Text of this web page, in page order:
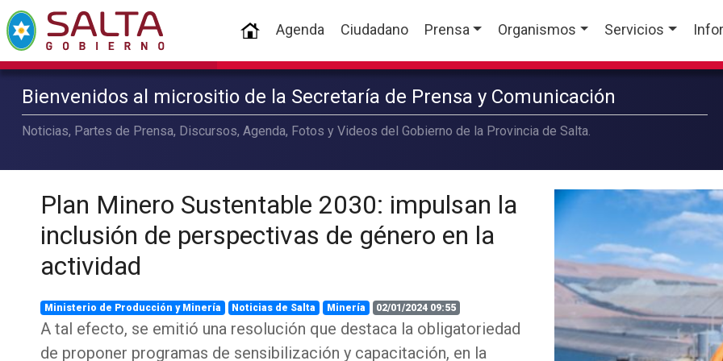
(current)
Agenda Ciudadano Prensa Organismos Servicios
Bienvenidos al micrositio de la Secretaría de Prensa y Comunicación
Noticias, Partes de Prensa, Discursos, Agenda, Fotos y Videos del Gobierno de la Provincia de Salta.
Plan Minero Sustentable 2030: impulsan la
inclusión de perspectivas de género en la
actividad
Ministerio de Producción y Minería Noticias de Salta Minería 02/01/2024 09:55
A tal efecto, se emitió una resolución que destaca la obligatoriedad
de proponer programas de sensibilización y capacitación, en la